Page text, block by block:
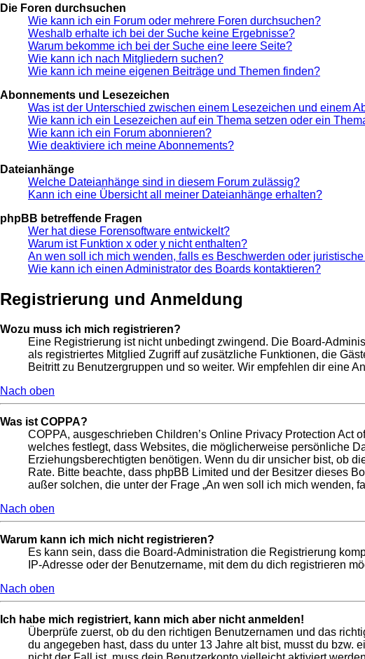
Die Foren durchsuchen
Wie kann ich ein Forum oder mehrere Foren durchsuchen?
Weshalb erhalte ich bei der Suche keine Ergebnisse?
Warum bekomme ich bei der Suche eine leere Seite?
Wie kann ich nach Mitgliedern suchen?
Wie kann ich meine eigenen Beiträge und Themen finden?
Abonnements und Lesezeichen
Was ist der Unterschied zwischen einem Lesezeichen und einem
Wie kann ich ein Lesezeichen auf ein Thema setzen oder ein
Wie kann ich ein Forum abonnieren?
Wie deaktiviere ich meine Abonnements?
Dateianhänge
Welche Dateianhänge sind in diesem Forum zulässig?
Kann ich eine Übersicht all meiner Dateianhänge erhalten?
phpBB betreffende Fragen
Wer hat diese Forensoftware entwickelt?
Warum ist Funktion x oder y nicht enthalten?
An wen soll ich mich wenden, falls es Beschwerden oder
Wie kann ich einen Administrator des Boards kontaktieren?
Registrierung und Anmeldung
Wozu muss ich mich registrieren?
Eine Registrierung ist nicht unbedingt zwingend. Die Board-
als registriertes Mitglied Zugriff auf zusätzliche Funktionen, die
Beitritt zu Benutzergruppen und so weiter. Wir empfehlen dir eine
Nach oben
Was ist COPPA?
COPPA, ausgeschrieben Children’s Online Privacy Protection Act
welches festlegt, dass Websites, die möglicherweise persönliche
Erziehungsberechtigten benötigen. Wenn du dir unsicher bist, ob
Rate. Bitte beachte, dass phpBB Limited und der Besitzer dieses
außer solchen, die unter der Frage „An wen soll ich mich wenden,
Nach oben
Warum kann ich mich nicht registrieren?
Es kann sein, dass die Board-Administration die Registrierung
IP-Adresse oder der Benutzername, mit dem du dich registrieren
Nach oben
Ich habe mich registriert, kann mich aber nicht anmelden!
Überprüfe zuerst, ob du den richtigen Benutzernamen und das
du angegeben hast, dass du unter 13 Jahre alt bist, musst du